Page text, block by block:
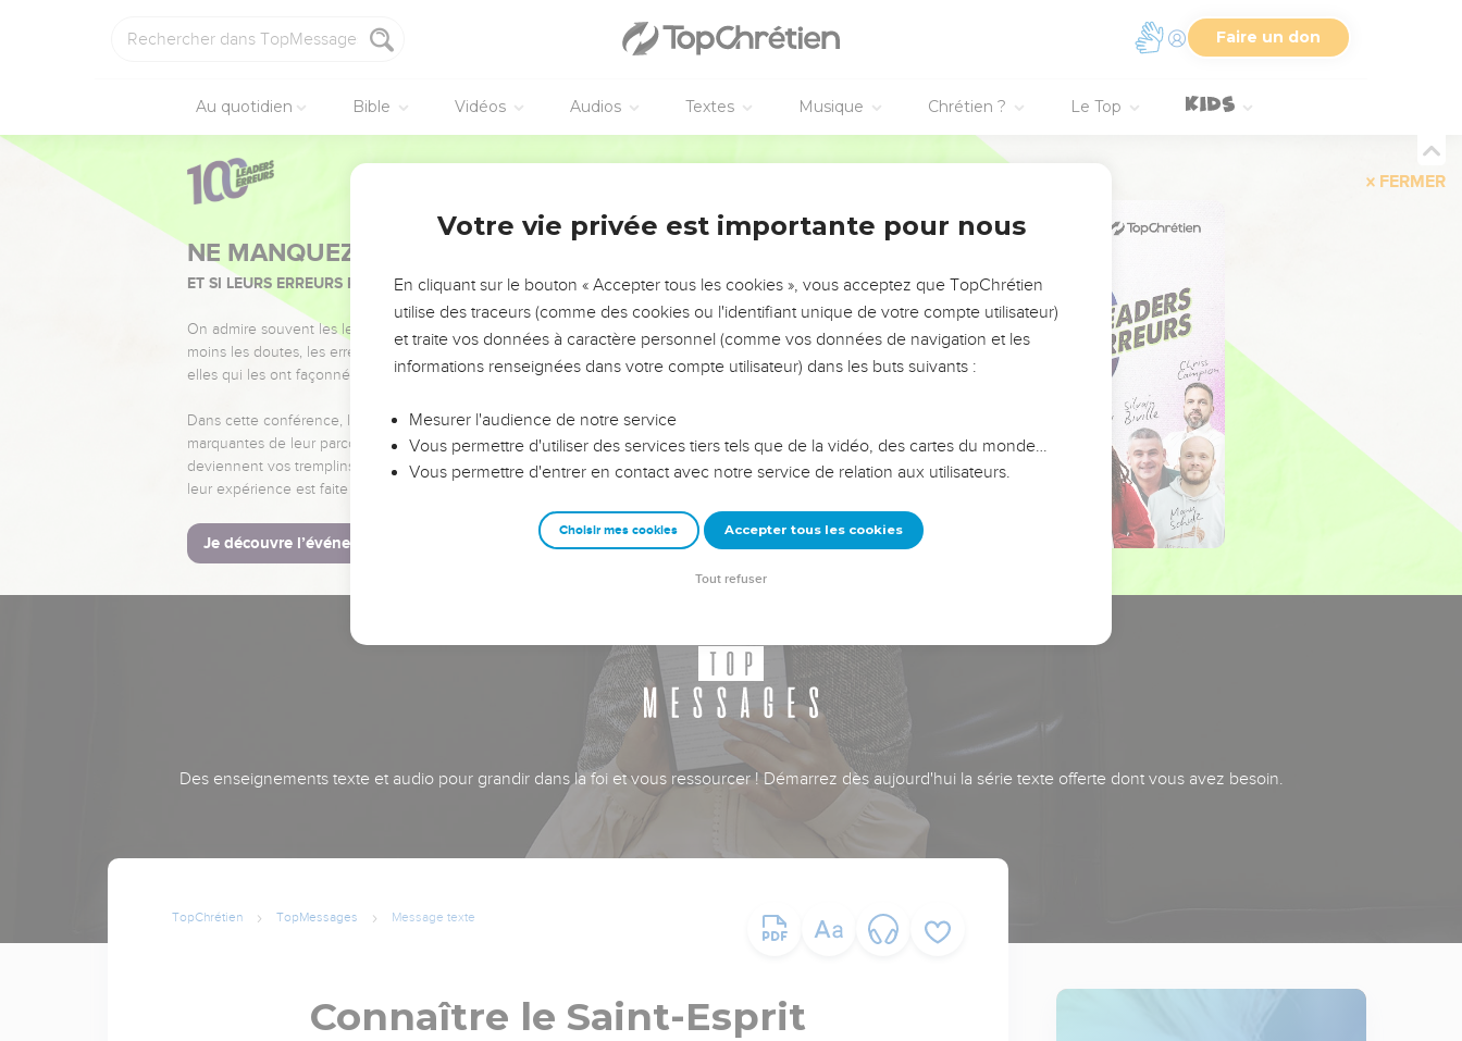
Faire un don
Au quotidien Bible Vidéos Audios Textes Musique Chrétien ? Le Top
FERMER
NE MANQUEZ PAS L’ÉVÉNEMENT DE L’ANNÉE !
ET SI LEURS ERREURS POUVAIENT VOUS ÉVITER LES VOTRES ?
On admire souvent les leaders pour leurs réussites, leur impact, leur foi ou leur vision. Mais on voit
moins les doutes, les erreurs et les saisons difficiles qu'ils ont traversés, alors même que ce sont
elles qui les ont façonnés.
Dans cette conférence, leaders, entrepreneurs, et responsables reviennent sur les erreurs
marquantes de leur parcours et les clés pour avancer avec plus de sagesse afin que leurs erreurs
deviennent vos tremplins. Que vous guidiez un ministère, une équipe, un groupe ou une famille,
leur expérience est faite pour vous.
Je découvre l’événement
Des enseignements texte et audio pour grandir dans la foi et vous ressourcer ! Démarrez dès aujourd'hui la série texte offerte dont vous avez besoin.
TopChrétien TopMessages Message texte
Connaître le Saint-Esprit
Votre vie privée est importante pour nous
En cliquant sur le bouton « Accepter tous les cookies », vous acceptez que TopChrétien
utilise des traceurs (comme des cookies ou l'identifiant unique de votre compte utilisateur)
et traite vos données à caractère personnel (comme vos données de navigation et les
informations renseignées dans votre compte utilisateur) dans les buts suivants :
Mesurer l'audience de notre service
Vous permettre d'utiliser des services tiers tels que de la vidéo, des cartes du monde…
Vous permettre d'entrer en contact avec notre service de relation aux utilisateurs.
Choisir mes cookies Accepter tous les cookies
Tout refuser